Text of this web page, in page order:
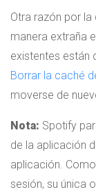
Otra razón por
manera extraña
existentes están
Borrar la caché
moverse de
Nota: Spotify
de la aplicación
aplicación.
sesión, su única